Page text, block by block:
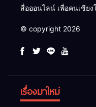
สื่อออนไลน์ เพื่อคนเชีย
© copyright 2026
เรื่องมาใหม่